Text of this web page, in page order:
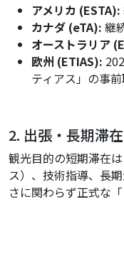
アメリカ (ESTA):
カナダ (eTA): 継
オーストラリア
欧州 (ETIAS):
ティアス」の事
2. 出張・長期滞
観光目的の短期滞在
ス）、技術指導、長
さに関わらず正式な